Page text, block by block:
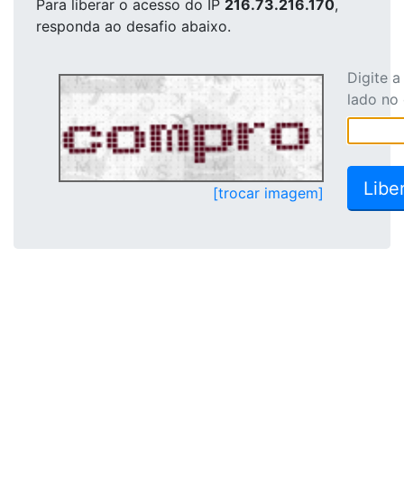
Para liberar o acesso do IP 216.73.216.170,
responda ao desafio abaixo.
[trocar imagem]
Digite
lado no